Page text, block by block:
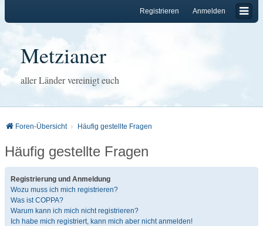
Anmelden
Registrieren
Metzianer
aller Länder vereinigt euch
Foren-Übersicht Häufig gestellte Fragen
Häufig gestellte Fragen
Registrierung und Anmeldung
Wozu muss ich mich registrieren?
Was ist COPPA?
Warum kann ich mich nicht registrieren?
Ich habe mich registriert, kann mich aber nicht anmelden!